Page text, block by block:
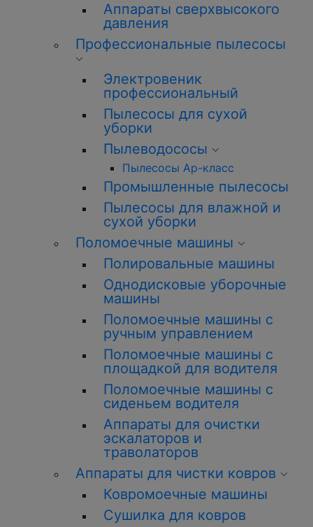
Аппараты сверхвысокого
давления
Профессиональные пылесосы
Электровеник
профессиональный
Пылесосы для сухой
уборки
Пылеводососы
Пылесосы Ар-класс
Промышленные пылесосы
Пылесосы для влажной и
сухой уборки
Поломоечные машины
Полировальные машины
Однодисковые уборочные
машины
Поломоечные машины с
ручным управлением
Поломоечные машины с
площадкой для водителя
Поломоечные машины с
сиденьем водителя
Аппараты для очистки
эскалаторов и
траволаторов
Аппараты для чистки ковров
Ковромоечные машины
Сушилка для ковров